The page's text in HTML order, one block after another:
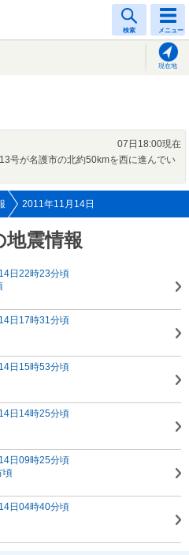
検索 メニュー
現在地
07日18:00現在
号が名護市の北約50kmを西に進んでい
2011年11月14日
地震情報
日22時23分頃
日17時31分頃
日15時53分頃
日14時25分頃
日09時25分頃
頃
日04時40分頃